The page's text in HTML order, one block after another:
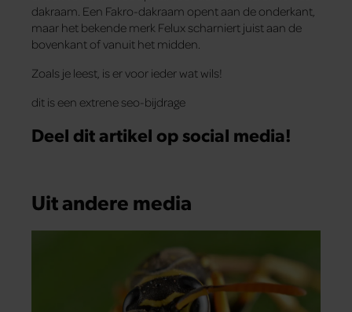
dakraam. Een Fakro-dakraam opent aan de onderkant,
maar het bekende merk Felux scharniert juist aan de
bovenkant of vanuit het midden.
Zoals je leest, is er voor ieder wat wils!
dit is een extrene seo-bijdrage
Deel dit artikel op social media!
Uit andere media